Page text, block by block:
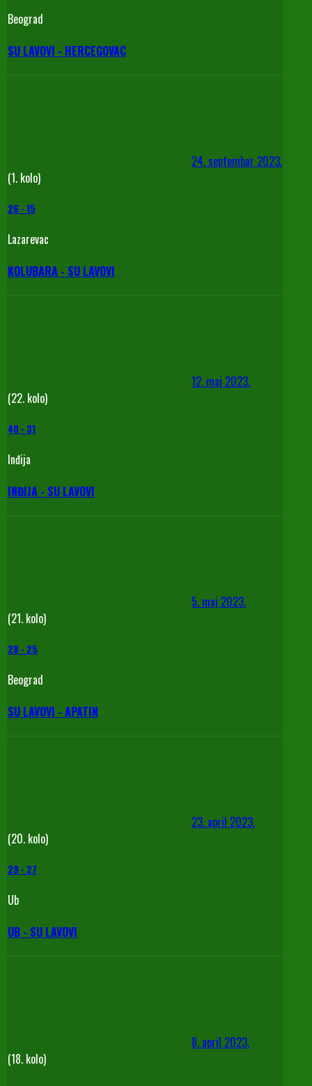
Beograd
SU LAVOVI - HERCEGOVAC
24. septembar 2023.
(1. kolo)
26 - 15
Lazarevac
KOLUBARA - SU LAVOVI
12. maj 2023.
(22. kolo)
40 - 31
Inđija
INĐIJA - SU LAVOVI
5. maj 2023.
(21. kolo)
28 - 25
Beograd
SU LAVOVI - APATIN
23. april 2023.
(20. kolo)
29 - 27
Ub
UB - SU LAVOVI
8. april 2023.
(18. kolo)